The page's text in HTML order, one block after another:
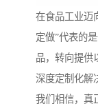
在食品工业迈
定做”代表的
品，转向提供
深度定制化解
我们相信，真